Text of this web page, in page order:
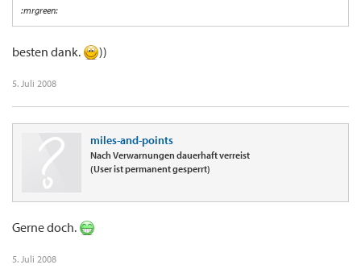
:mrgreen:
besten dank. ))
5. Juli 2008
miles-and-points
Nach Verwarnungen dauerhaft verreist
(User ist permanent gesperrt)
Gerne doch.
5. Juli 2008